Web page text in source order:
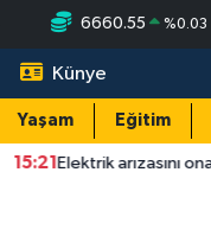
6660.55 %0.03
Künye
Yaşam Eğitim
15:21Elektrik arızasını